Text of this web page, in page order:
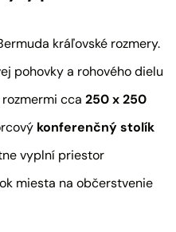
kráľovské rozmery.
pohovky a rohového dielu
cca 250 x 250
konferenčný stolík
vyplní priestor
miesta na občerstvenie